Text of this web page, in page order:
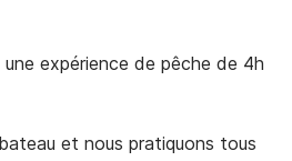
expérience de pêche de 4h
et nous pratiquons tous